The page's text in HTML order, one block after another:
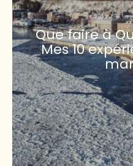
Que faire à
Mes 10